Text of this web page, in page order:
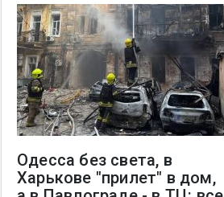
Одесса без света, в
Харькове "прилет" в дом,